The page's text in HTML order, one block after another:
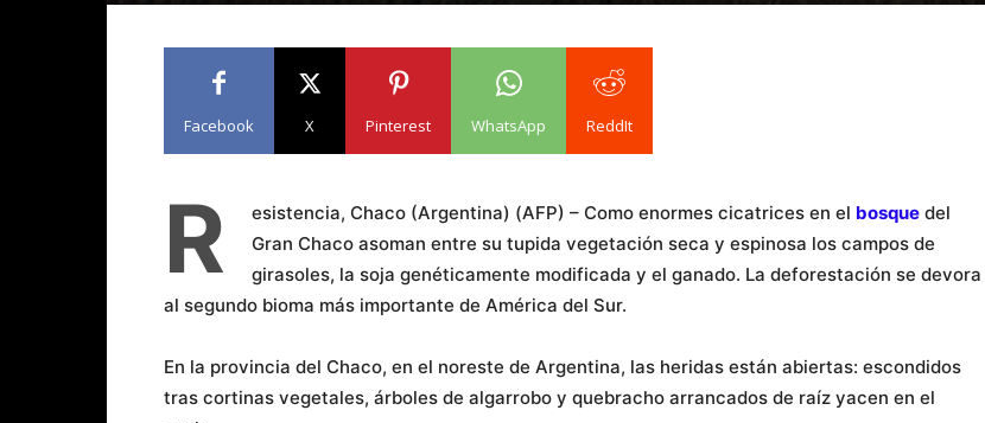
Facebook X Pinterest WhatsApp ReddIt
R esistencia, Chaco (Argentina) (AFP) – Como enormes cicatrices en el bosque del
Gran Chaco asoman entre su tupida vegetación seca y espinosa los campos de
girasoles, la soja genéticamente modificada y el ganado. La deforestación se devora
al segundo bioma más importante de América del Sur.
En la provincia del Chaco, en el noreste de Argentina, las heridas están abiertas: escondidos
tras cortinas vegetales, árboles de algarrobo y quebracho arrancados de raíz yacen en el